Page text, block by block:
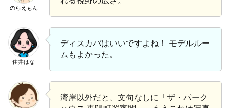
のらえもん
住井はな
ディスカバはいいですよね！ モデルルー
ムもよかった。
湾岸以外だと、文句なしに「ザ・パーク